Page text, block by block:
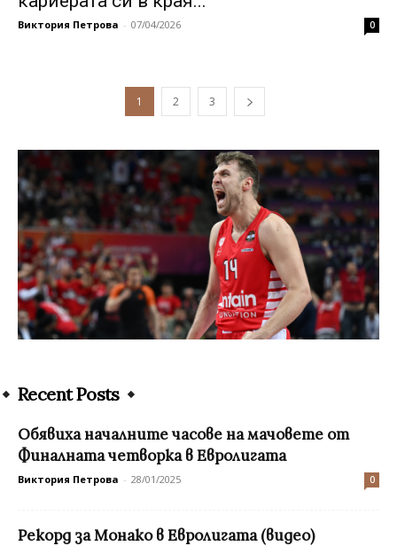
Виктория Петрова - 07/04/2026 0
1 2 3
Recent Posts
Обявиха началните часове на мачовете от
Финалната четворка в Евролигата
Виктория Петрова - 28/01/2025 0
Рекорд за Монако в Евролигата (видео)